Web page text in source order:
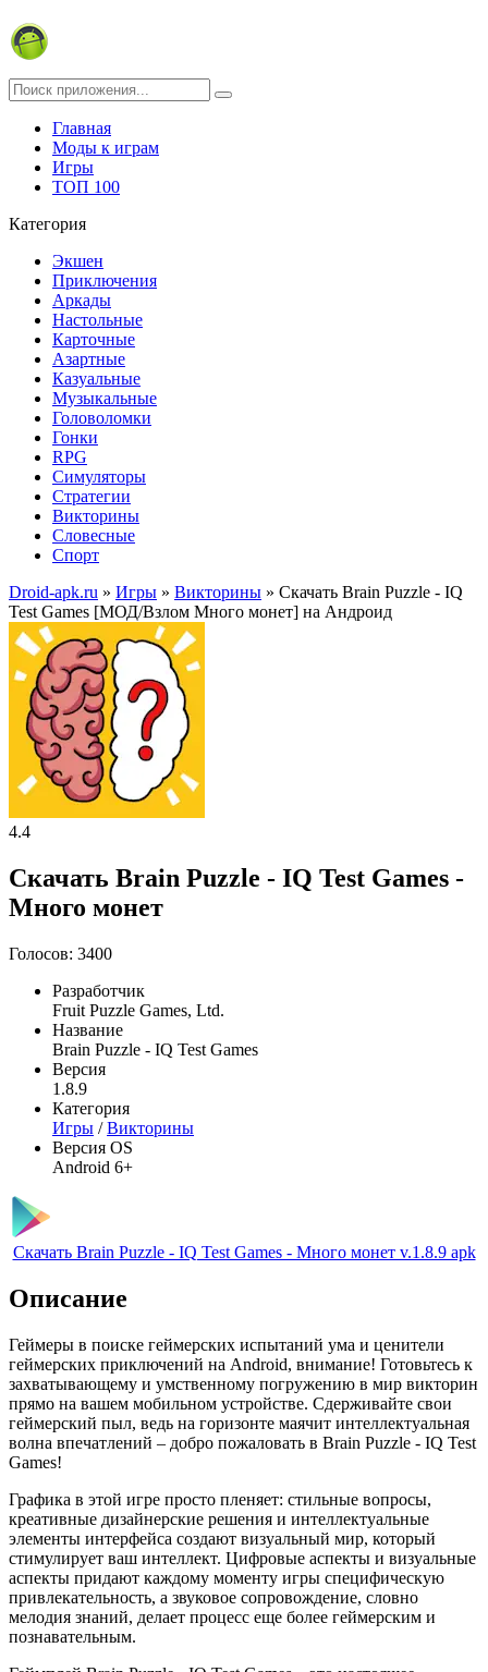
Главная
Моды к играм
Игры
ТОП 100
Категория
Экшен
Приключения
Аркады
Настольные
Карточные
Азартные
Казуальные
Музыкальные
Головоломки
Гонки
RPG
Симуляторы
Стратегии
Викторины
Словесные
Спорт
Droid-apk.ru » Игры » Викторины » Скачать Brain Puzzle - IQ
Test Games [МОД/Взлом Много монет] на Андроид
4.4
Скачать Brain Puzzle - IQ Test Games -
Много монет
Голосов: 3400
Разработчик
Fruit Puzzle Games, Ltd.
Название
Brain Puzzle - IQ Test Games
Версия
1.8.9
Категория
Игры /Викторины
Версия OS
Android 6+
Скачать Brain Puzzle - IQ Test Games - Много монет v.1.8.9 apk
Описание
Геймеры в поиске геймерских испытаний ума и ценители
геймерских приключений на Android, внимание! Готовьтесь к
захватывающему и умственному погружению в мир викторин
прямо на вашем мобильном устройстве. Сдерживайте свои
геймерский пыл, ведь на горизонте маячит интеллектуальная
волна впечатлений – добро пожаловать в Brain Puzzle - IQ Test
Games!
Графика в этой игре просто пленяет: стильные вопросы,
креативные дизайнерские решения и интеллектуальные
элементы интерфейса создают визуальный мир, который
стимулирует ваш интеллект. Цифровые аспекты и визуальные
аспекты придают каждому моменту игры специфическую
привлекательность, а звуковое сопровождение, словно
мелодия знаний, делает процесс еще более геймерским и
познавательным.